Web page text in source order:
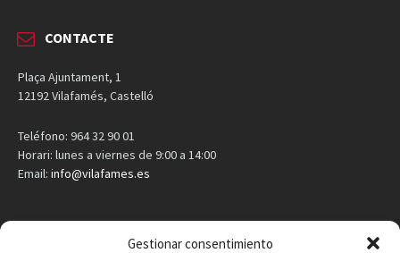
Gestionar consentimiento
CONTACTE
Plaça Ajuntament, 1
12192 Vilafamés, Castelló
Teléfono: 964 32 90 01
Horari: lunes a viernes de 9:00 a 14:00
Email: info@vilafames.es